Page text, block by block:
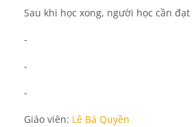
Sau khi học xong, người học cần
-
-
-
Giáo viên: Lê Bá Quyền